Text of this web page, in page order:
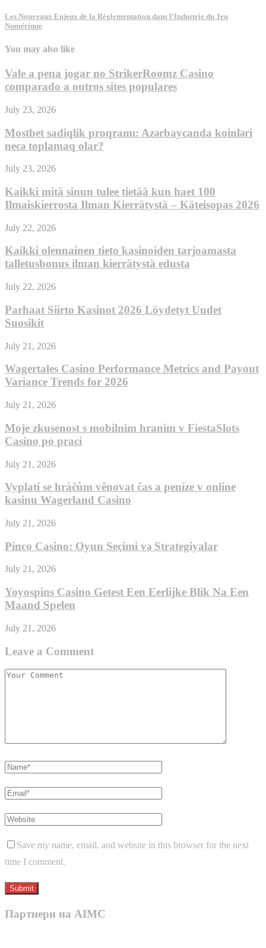
Les Nouveaux Enjeux de la Réglementation dans l’Industrie du Jeu
Numérique
You may also like
Vale a pena jogar no StrikerRoomz Casino
comparado a outros sites populares
July 23, 2026
Mostbet sadiqlik proqramı: Azərbaycanda koinləri
necə toplamaq olar?
July 23, 2026
Kaikki mitä sinun tulee tietää kun haet 100
Ilmaiskierrosta Ilman Kierrätystä – Käteisopas 2026
July 22, 2026
Kaikki olennainen tieto kasinoiden tarjoamasta
talletusbonus ilman kierrätystä edusta
July 22, 2026
Parhaat Siirto Kasinot 2026 Löydetyt Uudet
Suosikit
July 21, 2026
Wagertales Casino Performance Metrics and Payout
Variance Trends for 2026
July 21, 2026
Moje zkusenost s mobilnim hranim v FiestaSlots
Casino po praci
July 21, 2026
Vyplatí se hráčům věnovat čas a peníze v online
kasinu Wagerland Casino
July 21, 2026
Pinco Casino: Oyun Seçimi və Strategiyalar
July 21, 2026
Yoyospins Casino Getest Een Eerlijke Blik Na Een
Maand Spelen
July 21, 2026
Leave a Comment
Save my name, email, and website in this browser for the next
time I comment.
Партнери на AIMC